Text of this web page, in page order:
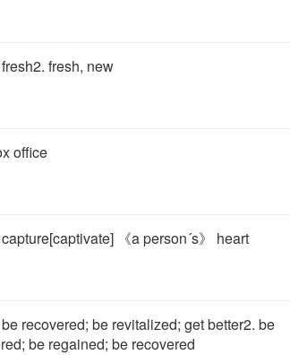
fresh, new
office
《a person´s》 heart
recovered; be revitalized; get better2. be
be regained; be recovered